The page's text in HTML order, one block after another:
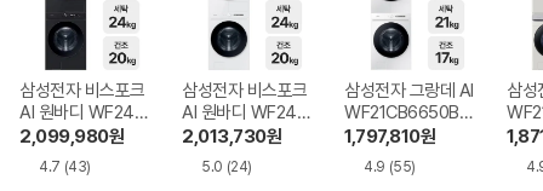
삼성전자 비스포크
AI 원바디 WF242
0HCVVC 일반판매
2,099,980원
4.7 (43)
삼성전자 비스포크
AI 원바디 WF242
0HCWWC 일반판
매처
2,013,730원
5.0 (24)
삼성전자 그랑데 AI
WF21CB6650BW
+ DV17CB6600B
W 일반판매처
1,797,810원
4.9 (55)
삼성
+
E